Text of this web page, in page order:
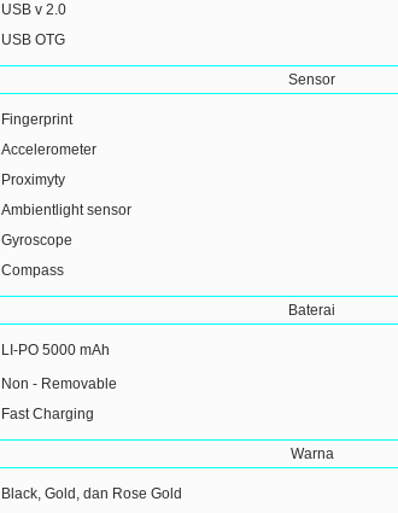
USB v 2.0
USB OTG
Sensor
Fingerprint
Accelerometer
Proximyty
Ambientlight sensor
Gyroscope
Compass
Baterai
LI-PO 5000 mAh
Non - Removable
Fast Charging
Warna
Black, Gold, dan Rose Gold